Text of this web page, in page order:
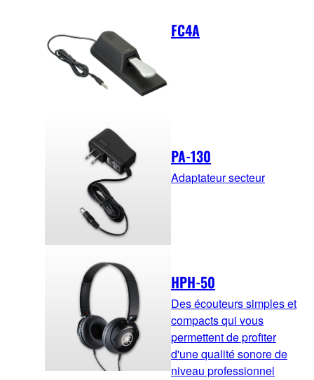
FC4A
PA-130
Adaptateur secteur
HPH-50
Des écouteurs simples et
compacts qui vous
permettent de profiter
d'une qualité sonore de
niveau professionnel